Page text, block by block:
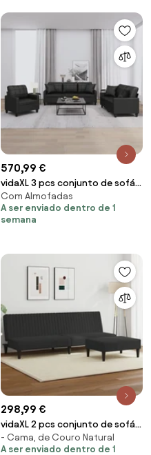
570,99 €
vidaXL 3 pcs conjunto de sofás
com almofadas couro artificial
preto
Com Almofadas
A ser enviado dentro de 1
semana
298,99 €
vidaXL 2 pcs conjunto de sofás
veludo preto
- Cama, de Couro Natural
A ser enviado dentro de 1